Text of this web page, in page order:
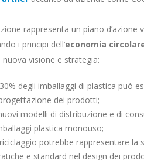
rappresenta un piano
i principi dell’economia
nuova visione e strategia:
degli imballaggi di plastica può
dei prodotti;
modelli di distribuzione e di
plastica monouso;
potrebbe rappresentare la
e standard nel design dei